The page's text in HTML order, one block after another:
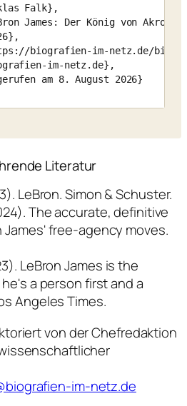
Falk},
James: Der König von Akron
biografien-im-netz.de/
im-netz.de},
am 8. August 2026}
Literatur
LeBron. Simon & Schuster.
The accurate, definitive
James' free-agency moves.
LeBron James is the
he's a person first and a
Angeles Times.
von der Chefredaktion
im-netz.de